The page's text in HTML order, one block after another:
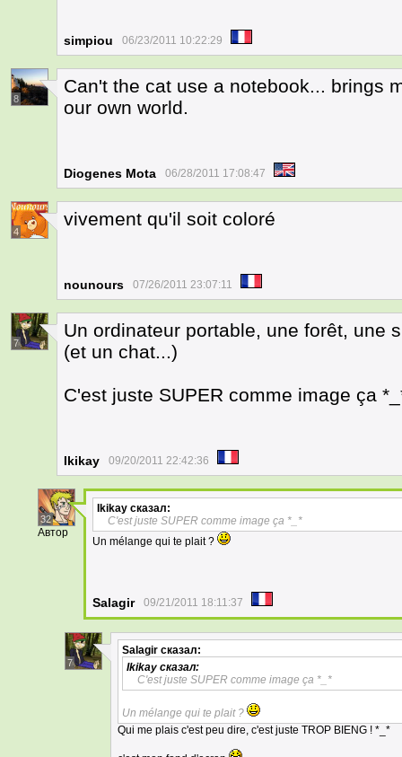
simpiou 06/23/2011 10:22:29
8
Can't the cat use a notebook... brings
our own world.
Diogenes Mota 06/28/2011 17:08:47
4
vivement qu'il soit coloré
nounours 07/26/2011 23:07:11
7
Un ordinateur portable, une forêt, une
(et un chat...)
C'est juste SUPER comme image ça
Ikikay 09/20/2011 22:42:36
32
Автор
Ikikay сказал:
C'est juste SUPER comme image ça *_*
Un mélange qui te plait ?
Salagir 09/21/2011 18:11:37
7
Salagir сказал:
Ikikay сказал:
C'est juste SUPER comme image ça *_*
Un mélange qui te plait ?
Qui me plais c'est peu dire, c'est juste TROP BIENG ! *_*